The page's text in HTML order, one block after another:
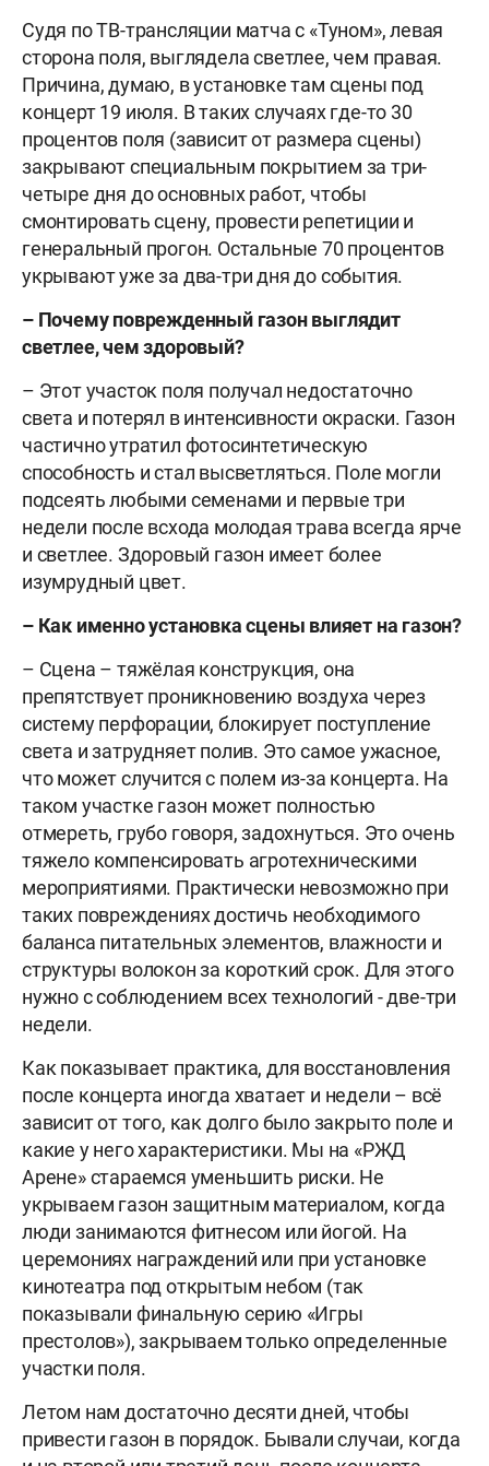
Судя по ТВ-трансляции матча с «Туном», левая
сторона поля, выглядела светлее, чем правая.
Причина, думаю, в установке там сцены под
концерт 19 июля. В таких случаях где-то 30
процентов поля (зависит от размера сцены)
закрывают специальным покрытием за три-
четыре дня до основных работ, чтобы
смонтировать сцену, провести репетиции и
генеральный прогон. Остальные 70 процентов
укрывают уже за два-три дня до события.
– Почему поврежденный газон выглядит
светлее, чем здоровый?
– Этот участок поля получал недостаточно
света и потерял в интенсивности окраски. Газон
частично утратил фотосинтетическую
способность и стал высветляться. Поле могли
подсеять любыми семенами и первые три
недели после всхода молодая трава всегда ярче
и светлее. Здоровый газон имеет более
изумрудный цвет.
– Как именно установка сцены влияет на газон?
– Сцена – тяжёлая конструкция, она
препятствует проникновению воздуха через
систему перфорации, блокирует поступление
света и затрудняет полив. Это самое ужасное,
что может случится с полем из-за концерта. На
таком участке газон может полностью
отмереть, грубо говоря, задохнуться. Это очень
тяжело компенсировать агротехническими
мероприятиями. Практически невозможно при
таких повреждениях достичь необходимого
баланса питательных элементов, влажности и
структуры волокон за короткий срок. Для этого
нужно с соблюдением всех технологий - две-три
недели.
Как показывает практика, для восстановления
после концерта иногда хватает и недели – всё
зависит от того, как долго было закрыто поле и
какие у него характеристики. Мы на «РЖД
Арене» стараемся уменьшить риски. Не
укрываем газон защитным материалом, когда
люди занимаются фитнесом или йогой. На
церемониях награждений или при установке
кинотеатра под открытым небом (так
показывали финальную серию «Игры
престолов»), закрываем только определенные
участки поля.
Летом нам достаточно десяти дней, чтобы
привести газон в порядок. Бывали случаи, когда